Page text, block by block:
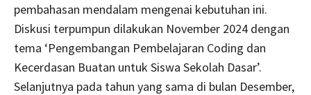
pembahasan mendalam mengenai kebutuhan ini.
Diskusi terpumpun dilakukan November 2024 dengan
tema ‘Pengembangan Pembelajaran Coding dan
Kecerdasan Buatan untuk Siswa Sekolah Dasar’.
Selanjutnya pada tahun yang sama di bulan Desember,